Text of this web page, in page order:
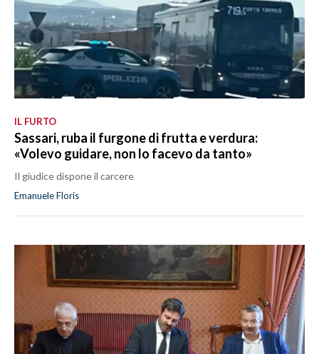
IL FURTO
Sassari, ruba il furgone di frutta e verdura:
«Volevo guidare, non lo facevo da tanto»
Il giudice dispone il carcere
Emanuele Floris